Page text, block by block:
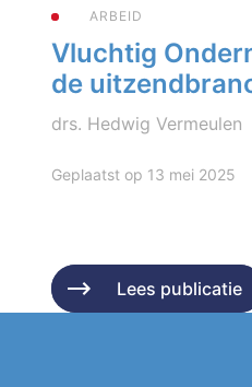
Lees publicatie
ARBEID
Vluchtig
de
drs. Hedwig Vermeulen
Geplaatst op 13 mei 2025
Lees publicatie